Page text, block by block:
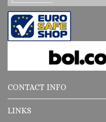
CONTACT INFO
LINKS